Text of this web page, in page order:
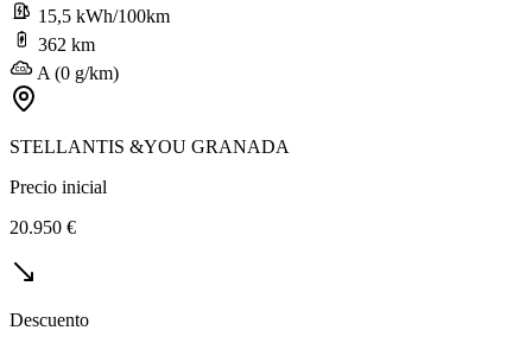
15,5 kWh/100km
362 km
A (0 g/km)
STELLANTIS &YOU GRANADA
Precio inicial
20.950 €
Descuento